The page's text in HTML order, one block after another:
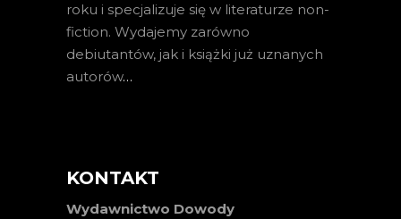
roku i specjalizuje się w literaturze non-
fiction. Wydajemy zarówno
debiutantów, jak i książki już uznanych
autorów…
KONTAKT
Wydawnictwo Dowody